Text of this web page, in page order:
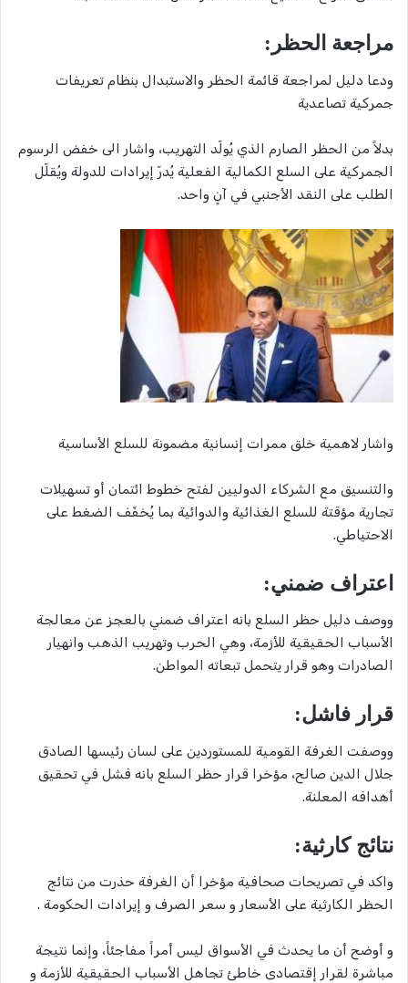
مراجعة الحظر:
ودعا دليل لمراجعة قائمة الحظر والاستبدال بنظام تعريفات
جمركية تصاعدية
بدلاً من الحظر الصارم الذي يُولّد التهريب، واشار الى خفض الرسوم
الجمركية على السلع الكمالية الفعلية يُدرّ إيرادات للدولة ويُقلّل
الطلب على النقد الأجنبي في آنٍ واحد.
واشار لاهمية خلق ممرات إنسانية مضمونة للسلع الأساسية
والتنسيق مع الشركاء الدوليين لفتح خطوط ائتمان أو تسهيلات
تجارية مؤقتة للسلع الغذائية والدوائية بما يُخفّف الضغط على
الاحتياطي.
اعتراف ضمني:
ووصف دليل حظر السلع بانه اعتراف ضمني بالعجز عن معالجة
الأسباب الحقيقية للأزمة، وهي الحرب وتهريب الذهب وانهيار
الصادرات وهو قرار يتحمل تبعاته المواطن.
قرار فاشل:
ووصفت الغرفة القومية للمستوردين على لسان رئيسها الصادق
جلال الدين صالح، مؤخرا قرار حظر السلع بانه فشل في تحقيق
أهدافه المعلنة.
نتائج كارثية:
واكد في تصريحات صحافية مؤخرا أن الغرفة حذرت من نتائج
الحظر الكارثية على الأسعار و سعر الصرف و إيرادات الحكومة .
و أوضح أن ما يحدث في الأسواق ليس أمراً مفاجئاً، وإنما نتيجة
مباشرة لقرار إقتصادى خاطئ تجاهل الأسباب الحقيقية للأزمة و